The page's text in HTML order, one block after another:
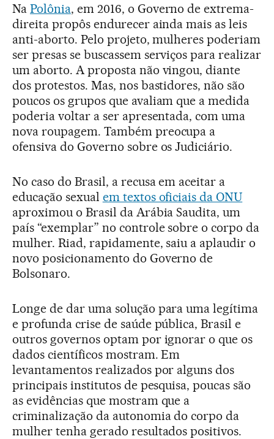
Na Polônia, em 2016, o Governo de extrema-
direita propôs endurecer ainda mais as leis
anti-aborto. Pelo projeto, mulheres poderiam
ser presas se buscassem serviços para realizar
um aborto. A proposta não vingou, diante
dos protestos. Mas, nos bastidores, não são
poucos os grupos que avaliam que a medida
poderia voltar a ser apresentada, com uma
nova roupagem. Também preocupa a
ofensiva do Governo sobre os Judiciário.
No caso do Brasil, a recusa em aceitar a
educação sexual em textos oficiais da ONU
aproximou o Brasil da Arábia Saudita, um
país “exemplar” no controle sobre o corpo da
mulher. Riad, rapidamente, saiu a aplaudir o
novo posicionamento do Governo de
Bolsonaro.
Longe de dar uma solução para uma legítima
e profunda crise de saúde pública, Brasil e
outros governos optam por ignorar o que os
dados científicos mostram. Em
levantamentos realizados por alguns dos
principais institutos de pesquisa, poucas são
as evidências que mostram que a
criminalização da autonomia do corpo da
mulher tenha gerado resultados positivos.